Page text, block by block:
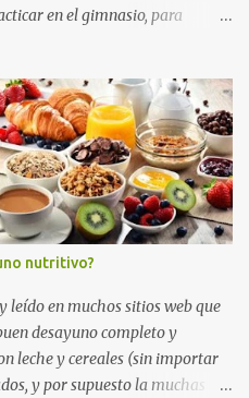
en el gimnasio, para
Si quieres eliminar grasa,
en el aumento muscular
entrena duro con los
Y si quieres además perder
tu abdomen y lucir un
apliques esta rutina de
tiempo de 6 a 12 semanas.
PRINCESA SI QUIERES
MÁS ESBELTAS Y UN
TABLA DE CONTENIDO La
nutritivo?
leído en muchos sitios web que
desayuno completo y
leche y cereales (sin importar
y por supuesto la muchas